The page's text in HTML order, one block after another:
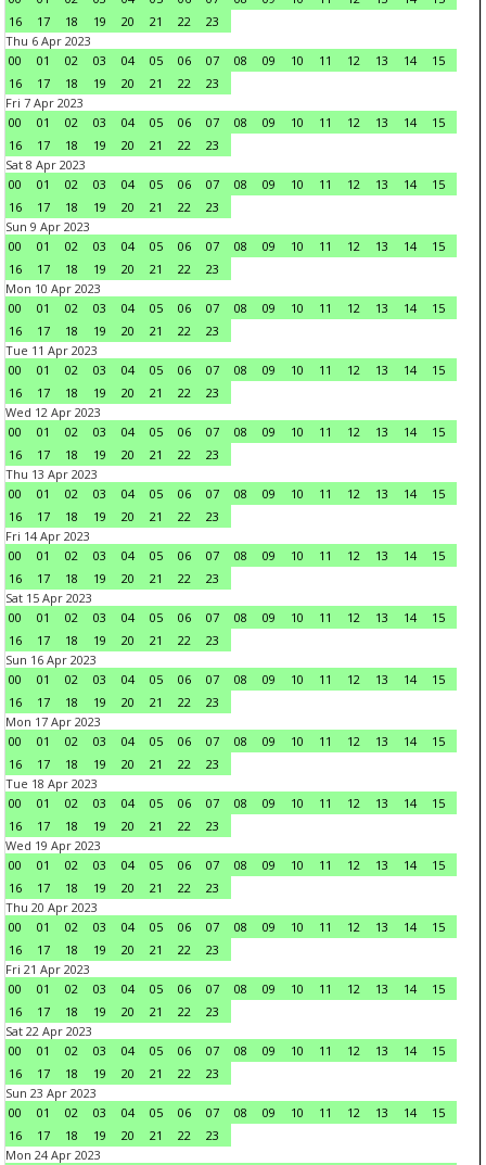
16
17 18 19 20 21 22
23
Thu 6 Apr 2023
00
01 02 03 04 05 06 07 08 09 10 11 12 13 14
15
16
17 18 19 20 21 22
23
Fri 7 Apr 2023
00
01 02 03 04 05 06 07 08 09 10 11 12 13 14
15
16
17 18 19 20 21 22
23
Sat 8 Apr 2023
00
01 02 03 04 05 06 07 08 09 10 11 12 13 14
15
16
17 18 19 20 21 22
23
Sun 9 Apr 2023
00
01 02 03 04 05 06 07 08 09 10 11 12 13 14
15
16
17 18 19 20 21 22
23
Mon 10 Apr 2023
00
01 02 03 04 05 06 07 08 09 10 11 12 13 14
15
16
17 18 19 20 21 22
23
Tue 11 Apr 2023
00
01 02 03 04 05 06 07 08 09 10 11 12 13 14
15
16
17 18 19 20 21 22
23
Wed 12 Apr 2023
00
01 02 03 04 05 06 07 08 09 10 11 12 13 14
15
16
17 18 19 20 21 22
23
Thu 13 Apr 2023
00
01 02 03 04 05 06 07 08 09 10 11 12 13 14
15
16
17 18 19 20 21 22
23
Fri 14 Apr 2023
00
01 02 03 04 05 06 07 08 09 10 11 12 13 14
15
16
17 18 19 20 21 22
23
Sat 15 Apr 2023
00
01 02 03 04 05 06 07 08 09 10 11 12 13 14
15
16
17 18 19 20 21 22
23
Sun 16 Apr 2023
00
01 02 03 04 05 06 07 08 09 10 11 12 13 14
15
16
17 18 19 20 21 22
23
Mon 17 Apr 2023
00
01 02 03 04 05 06 07 08 09 10 11 12 13 14
15
16
17 18 19 20 21 22
23
Tue 18 Apr 2023
00
01 02 03 04 05 06 07 08 09 10 11 12 13 14
15
16
17 18 19 20 21 22
23
Wed 19 Apr 2023
00
01 02 03 04 05 06 07 08 09 10 11 12 13 14
15
16
17 18 19 20 21 22
23
Thu 20 Apr 2023
00
01 02 03 04 05 06 07 08 09 10 11 12 13 14
15
16
17 18 19 20 21 22
23
Fri 21 Apr 2023
00
01 02 03 04 05 06 07 08 09 10 11 12 13 14
15
16
17 18 19 20 21 22
23
Sat 22 Apr 2023
00
01 02 03 04 05 06 07 08 09 10 11 12 13 14
15
16
17 18 19 20 21 22
23
Sun 23 Apr 2023
00
01 02 03 04 05 06 07 08 09 10 11 12 13 14
15
16
17 18 19 20 21 22
23
Mon 24 Apr 2023